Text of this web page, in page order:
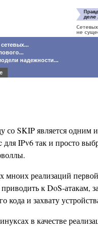
надежности...
со SKIP является одним
IPv6 так и просто
мноих реализаций
к DoS-атакам,
и захвату
в качестве